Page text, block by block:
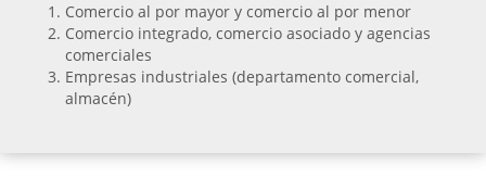
Comercio al por mayor y comercio al por menor
Comercio integrado, comercio asociado y agencias
comerciales
Empresas industriales (departamento comercial,
almacén)